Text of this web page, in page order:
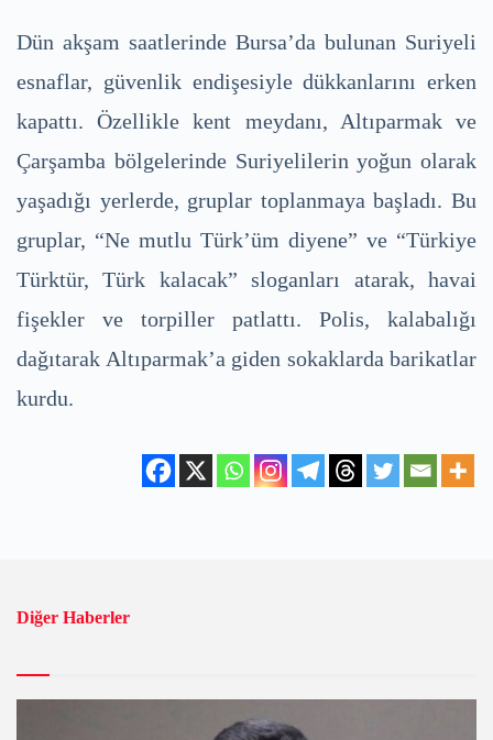
Dün akşam saatlerinde Bursa’da bulunan Suriyeli
esnaflar, güvenlik endişesiyle dükkanlarını erken
kapattı. Özellikle kent meydanı, Altıparmak ve
Çarşamba bölgelerinde Suriyelilerin yoğun olarak
yaşadığı yerlerde, gruplar toplanmaya başladı. Bu
gruplar, “Ne mutlu Türk’üm diyene” ve “Türkiye
Türktür, Türk kalacak” sloganları atarak, havai
fişekler ve torpiller patlattı. Polis, kalabalığı
dağıtarak Altıparmak’a giden sokaklarda barikatlar
kurdu.
Diğer Haberler